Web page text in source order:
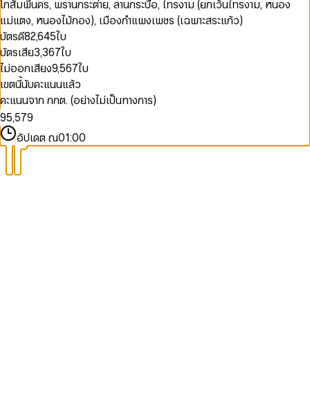
98
9
6
7
8
9
7
8
9
8
9
9
5
6
7
8
9
3
4
5
6
7
8
9
8
9
โกสัมพีนคร, พรานกระต่าย, ลานกระบือ, ไทรงาม (ยกเว้นไทรงาม, หนอง
แม่แตง, หนองไม้กอง), เมืองกำแพงเพชร (เฉพาะสระแก้ว)
บัตรดี82,645ใบ
บัตรเสีย3,367ใบ
ไม่ออกเสียง9,567ใบ
เขตนี้นับคะแนนแล้ว
คะแนนจาก กกต. (อย่างไม่เป็นทางการ)
1
2
3
4
5
6
7
8
9
0
1
2
3
4
5
6
7
,
0
1
2
3
4
5
6
7
8
0
1
2
3
4
5
6
7
8
9
1
2
3
4
5
6
7
8
9
อัปเดต ณ01:00